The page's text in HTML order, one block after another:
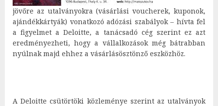
jövőre az utalványokra (vásárlási voucherek, kuponok,
ajándékkártyák) vonatkozó adózási szabályok – hívta fel
a figyelmet a Deloitte, a tanácsadó cég szerint ez azt
eredményezheti, hogy a vállalkozások még bátrabban
nyúlnak majd ehhez a vásárlásösztönző eszközhöz.
A Deloitte csütörtöki közleménye szerint az utalványok